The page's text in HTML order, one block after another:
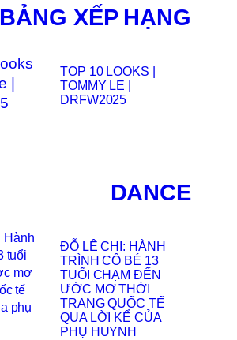
BẢNG XẾP HẠNG
TOP 10 LOOKS |
TOMMY LE |
DRFW2025
DANCE
ĐỖ LÊ CHI: HÀNH
TRÌNH CÔ BÉ 13
TUỔI CHẠM ĐẾN
ƯỚC MƠ THỜI
TRANG QUỐC TẾ
QUA LỜI KỂ CỦA
PHỤ HUYNH